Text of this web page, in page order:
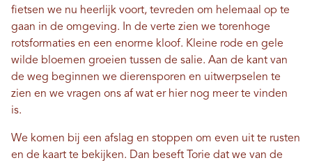
fietsen we nu heerlijk voort, tevreden om helemaal op te
gaan in de omgeving. In de verte zien we torenhoge
rotsformaties en een enorme kloof. Kleine rode en gele
wilde bloemen groeien tussen de salie. Aan de kant van
de weg beginnen we dierensporen en uitwerpselen te
zien en we vragen ons af wat er hier nog meer te vinden
is.
We komen bij een afslag en stoppen om even uit te rusten
en de kaart te bekijken. Dan beseft Torie dat we van de